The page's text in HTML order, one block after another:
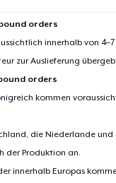
orders
innerhalb von
zur Auslieferung
orders
kommen
die Niederlande
der Produktion an.
innerhalb Europas